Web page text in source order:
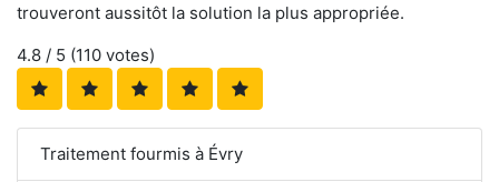
trouveront aussitôt la solution la plus appropriée.
4.8 / 5 (110 votes)
Traitement fourmis à Évry